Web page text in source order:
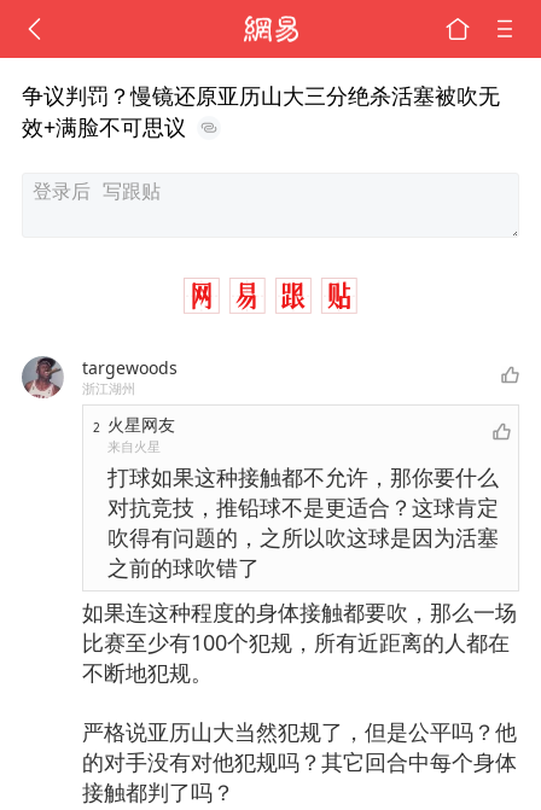
争议判罚？慢镜还原亚历山大三分绝杀活塞被吹无
效+满脸不可思议
targewoods
浙江湖州
2 火星网友
来自火星
打球如果这种接触都不允许，那你要什么
对抗竞技，推铅球不是更适合？这球肯定
吹得有问题的，之所以吹这球是因为活塞
之前的球吹错了
如果连这种程度的身体接触都要吹，那么一场
比赛至少有100个犯规，所有近距离的人都在
不断地犯规。
严格说亚历山大当然犯规了，但是公平吗？他
的对手没有对他犯规吗？其它回合中每个身体
接触都判了吗？